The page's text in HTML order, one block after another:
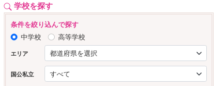
学校を探す
条件を絞り込んで探す
中学校
高等学校
エリア
国公私立